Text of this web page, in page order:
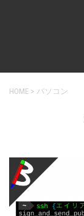
HOME > パソコン